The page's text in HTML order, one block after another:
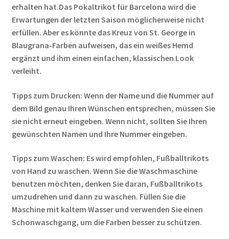
erhalten hat.Das Pokaltrikot für Barcelona wird die
Erwartungen der letzten Saison möglicherweise nicht
erfüllen. Aber es könnte das Kreuz von St. George in
Blaugrana-Farben aufweisen, das ein weißes Hemd
ergänzt und ihm einen einfachen, klassischen Look
verleiht.
Tipps zum Drucken: Wenn der Name und die Nummer auf
dem Bild genau Ihren Wünschen entsprechen, müssen Sie
sie nicht erneut eingeben. Wenn nicht, sollten Sie Ihren
gewünschten Namen und Ihre Nummer eingeben.
Tipps zum Waschen: Es wird empfohlen, Fußballtrikots
von Hand zu waschen. Wenn Sie die Waschmaschine
benutzen möchten, denken Sie daran, Fußballtrikots
umzudrehen und dann zu waschen. Füllen Sie die
Maschine mit kaltem Wasser und verwenden Sie einen
Schonwaschgang, um die Farben besser zu schützen.